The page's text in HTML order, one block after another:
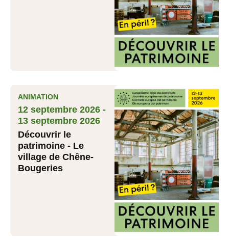
Découvrir le
patrimoine - Le
village de Chêne-
Bougeries
12 septembre 2026 -
13 septembre 2026
ANIMATION